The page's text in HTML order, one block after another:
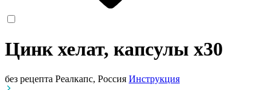
Цинк хелат, капсулы x30
без рецепта Реалкапс, Россия Инструкция